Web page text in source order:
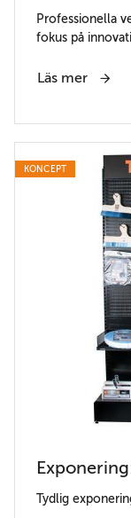
Professionella
fokus på
Läs mer
KONCEPT
Tydlig